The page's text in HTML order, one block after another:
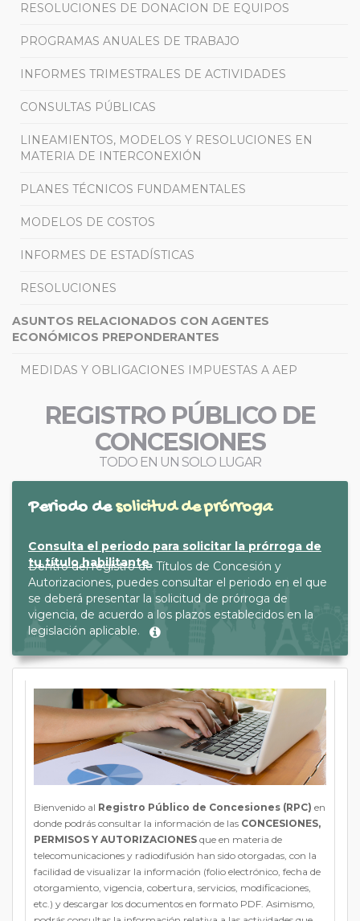
RESOLUCIONES DE DONACION DE EQUIPOS
PROGRAMAS ANUALES DE TRABAJO
INFORMES TRIMESTRALES DE ACTIVIDADES
CONSULTAS PÚBLICAS
LINEAMIENTOS, MODELOS Y RESOLUCIONES EN
MATERIA DE INTERCONEXIÓN
PLANES TÉCNICOS FUNDAMENTALES
MODELOS DE COSTOS
INFORMES DE ESTADÍSTICAS
RESOLUCIONES
ASUNTOS RELACIONADOS CON AGENTES
ECONÓMICOS PREPONDERANTES
MEDIDAS Y OBLIGACIONES IMPUESTAS A AEP
REGISTRO PÚBLICO DE
CONCESIONES
TODO EN UN SOLO LUGAR
Periodo desolicitud de prórroga
Consulta el periodo para solicitar la prórroga de
tu título habilitante.
Dentro del registro de Títulos de Concesión y
Autorizaciones, puedes consultar el periodo en el que
se deberá presentar la solicitud de prórroga de
vigencia, de acuerdo a los plazos establecidos en la
legislación aplicable.
Bienvenido al Registro Público de Concesiones (RPC) en
donde podrás consultar la información de las CONCESIONES,
PERMISOS Y AUTORIZACIONES que en materia de
telecomunicaciones y radiodifusión han sido otorgadas, con la
facilidad de visualizar la información (folio electrónico, fecha de
otorgamiento, vigencia, cobertura, servicios, modificaciones,
etc.) y descargar los documentos en formato PDF. Asimismo,